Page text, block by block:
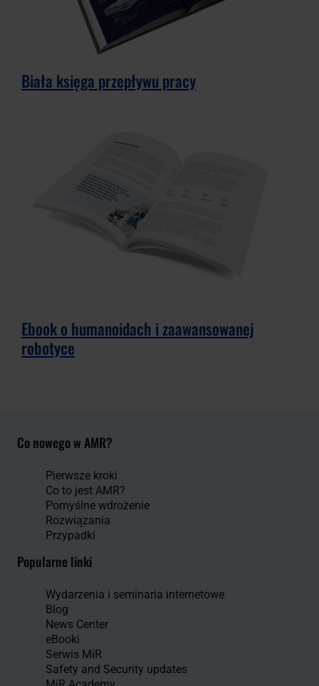
Biała księga przepływu pracy
Ebook o humanoidach i zaawansowanej
robotyce
Co nowego w AMR?
Pierwsze kroki
Co to jest AMR?
Pomyślne wdrożenie
Rozwiązania
Przypadki
Popularne linki
Wydarzenia i seminaria internetowe
Blog
News Center
eBooki
Serwis MiR
Safety and Security updates